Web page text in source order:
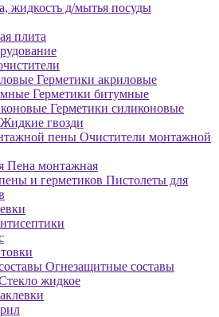
жидкость д/мытья посуды
плита
Герметики акриловые
Герметики битумные
Герметики силиконовые
Жидкие гвозди
Очистители монтажной
Пена монтажная
Пистолеты для
Огнезащитные составы
жидкое